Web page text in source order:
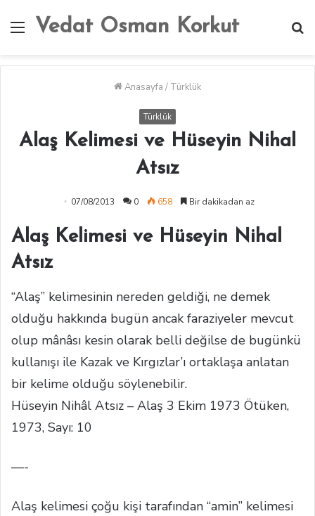
Menü
Vedat Osman Korkut
...
Anasayfa / Türklük
Türklük
Alaş Kelimesi ve Hüseyin Nihal
Atsız
07/08/2013 0 658 Bir dakikadan az
Alaş Kelimesi ve Hüseyin Nihal
Atsız
“Alaş” kelimesinin nereden geldiği, ne demek
olduğu hakkında bugün ancak faraziyeler mevcut
olup mânâsı kesin olarak belli değilse de bugünkü
kullanışı ile Kazak ve Kırgızlar’ı ortaklaşa anlatan
bir kelime olduğu söylenebilir.
Hüseyin Nihâl Atsız – Alaş 3 Ekim 1973 Ötüken,
1973, Sayı: 10
—-
Alaş kelimesi çoğu kişi tarafından “amin” kelimesi